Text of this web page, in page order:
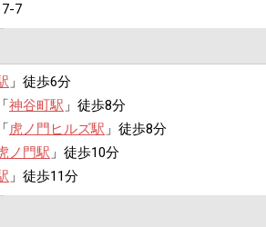
7
」徒歩6分
「神谷町駅 」徒歩8分
「虎ノ門ヒルズ駅 」徒歩8分
ノ門駅 」徒歩10分
」徒歩11分